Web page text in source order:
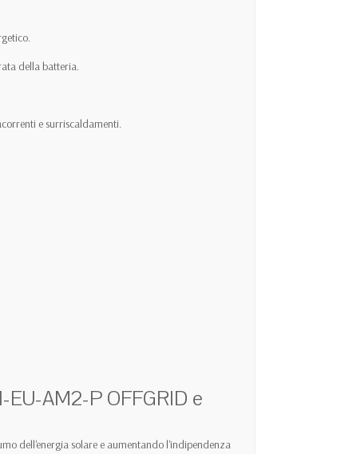
della batteria.
e surriscaldamenti.
AM2-P OFFGRID e
dell'energia solare e aumentando l'indipendenza